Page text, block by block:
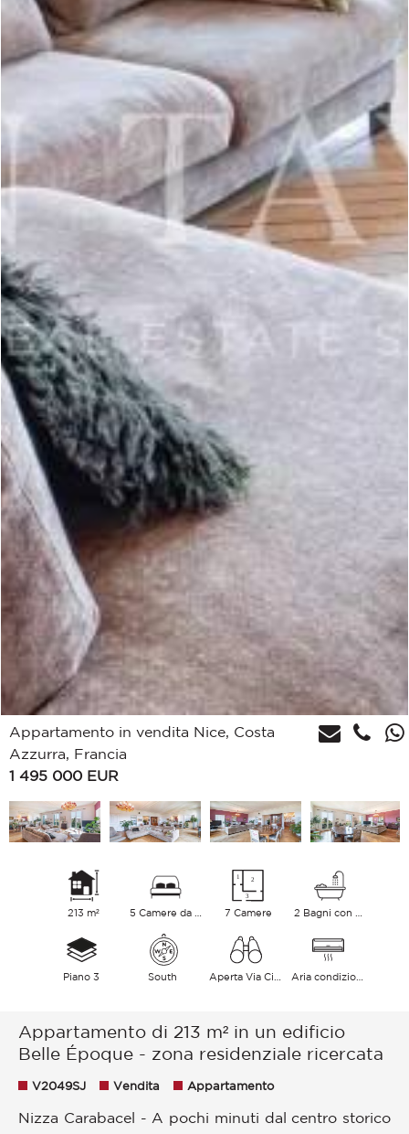
Appartamento in vendita Nice, Costa
Azzurra, Francia
1 495 000 EUR
213 m² 7 Camere
Piano 3 South
Appartamento di 213 m² in un edificio
Belle Époque - zona residenziale ricercata
V2049SJ Vendita Appartamento
Nizza Carabacel - A pochi minuti dal centro storico